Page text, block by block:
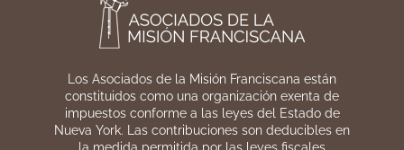
Los Asociados de la Misión Franciscana están
constituidos como una organización exenta de
impuestos conforme a las leyes del Estado de
Nueva York. Las contribuciones son deducibles en